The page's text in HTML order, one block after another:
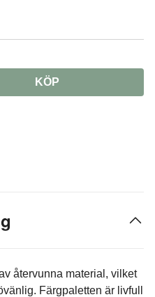
KÖP
återvunna material, vilket
Färgpaletten är livfull